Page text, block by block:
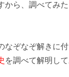
から、調べてみ
なぞなぞ解き に
を調べて解明し